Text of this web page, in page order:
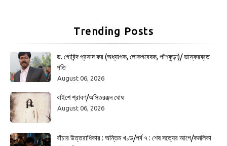
Trending Posts
ড. গোবিন্দ প্রসাদ কর (অধ্যাপক, লোকগবেষক, পাঁশকুড়া)/ ভাস্করব্রত
পতি
August 06, 2026
বাইশে শ্রাবণ/অসিতরঞ্জন ঘোষ
August 06, 2026
বাঁচার উত্তরাধিকার : অন্তিম খণ্ড/পর্ব ৭ : শেষ সত্যের আগে/কমলিকা